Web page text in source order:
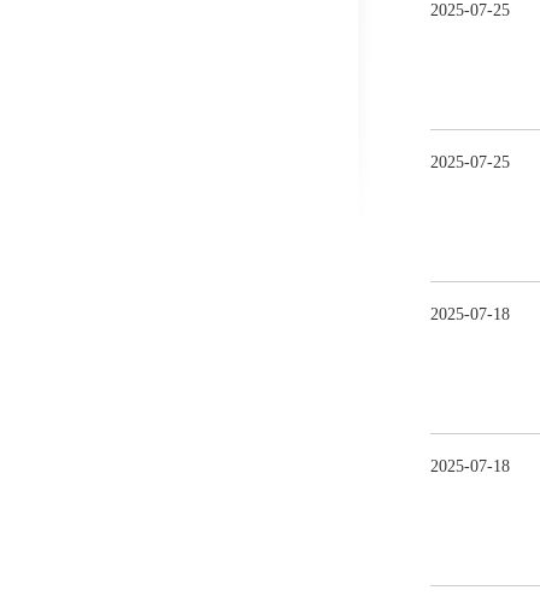
2025-07-25
2025-07-25
2025-07-18
2025-07-18